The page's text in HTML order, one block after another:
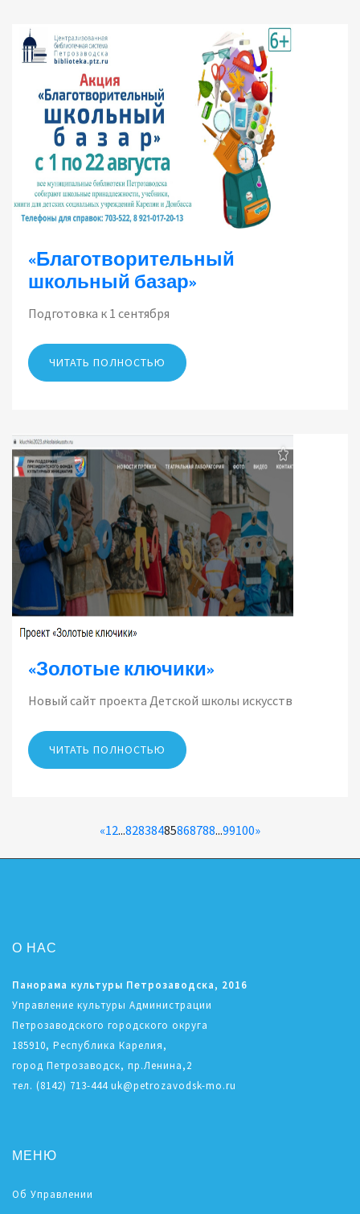
«Благотворительный
школьный базар»
Подготовка к 1 сентября
ЧИТАТЬ ПОЛНОСТЬЮ
«Золотые ключики»
Новый сайт проекта Детской школы искусств
ЧИТАТЬ ПОЛНОСТЬЮ
«12...82838485868788...99100»
О НАС
Панорама культуры Петрозаводска, 2016
Управление культуры Администрации
Петрозаводского городского округа
185910, Республика Карелия,
город Петрозаводск, пр.Ленина,2
тел. (8142) 713-444 uk@petrozavodsk-mo.ru
МЕНЮ
Об Управлении